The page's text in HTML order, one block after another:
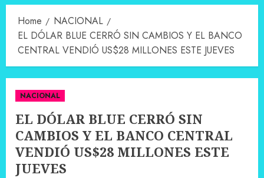
Home
NACIONAL
EL DÓLAR BLUE CERRÓ SIN CAMBIOS Y EL BANCO
CENTRAL VENDIÓ US$28 MILLONES ESTE JUEVES
NACIONAL
EL DÓLAR BLUE CERRÓ SIN
CAMBIOS Y EL BANCO CENTRAL
VENDIÓ US$28 MILLONES ESTE
JUEVES